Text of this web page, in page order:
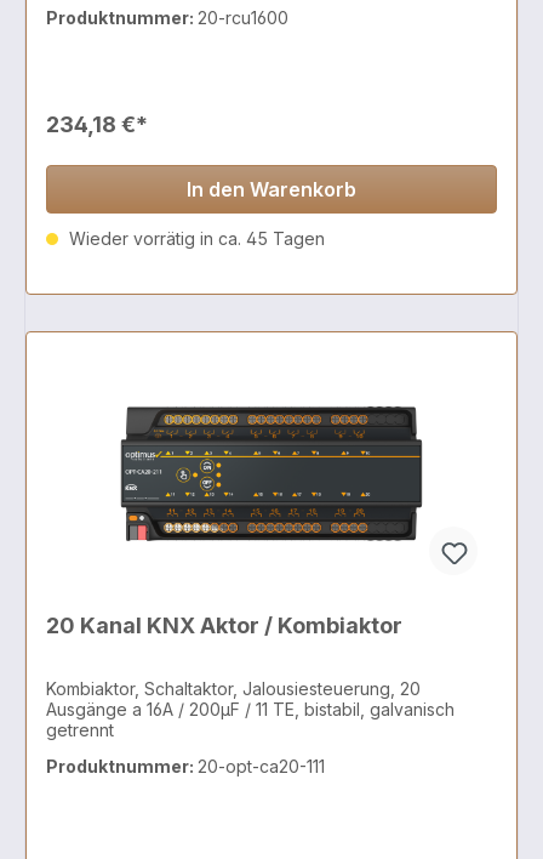
Produktnummer: 20-rcu1600
234,18 €*
In den Warenkorb
Wieder vorrätig in ca. 45 Tagen
20 Kanal KNX Aktor / Kombiaktor
Kombiaktor, Schaltaktor, Jalousiesteuerung, 20
Ausgänge a 16A / 200µF / 11 TE, bistabil, galvanisch
getrennt
Produktnummer: 20-opt-ca20-111